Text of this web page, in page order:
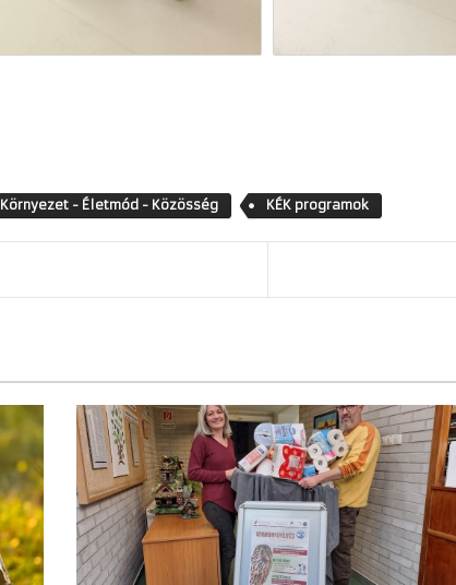
Környezet - Életmód - Közösség KÉK programok